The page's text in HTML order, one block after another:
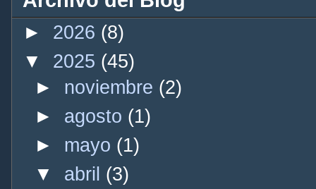
► 2026 (8)
▼ 2025 (45)
► noviembre (2)
► agosto (1)
► mayo (1)
▼ abril (3)